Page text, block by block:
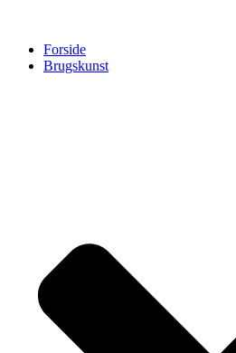
Forside
Brugskunst